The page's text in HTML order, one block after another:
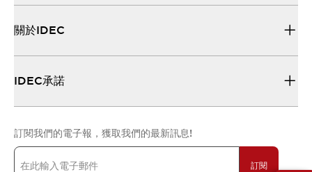
關於IDEC
IDEC承諾
訂閱我們的電子報，獲取我們的最新訊息!
訂閱